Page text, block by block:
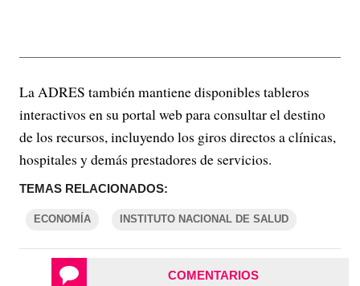
La ADRES también mantiene disponibles tableros
interactivos en su portal web para consultar el destino
de los recursos, incluyendo los giros directos a clínicas,
hospitales y demás prestadores de servicios.
TEMAS RELACIONADOS:
ECONOMÍA INSTITUTO NACIONAL DE SALUD
COMENTARIOS